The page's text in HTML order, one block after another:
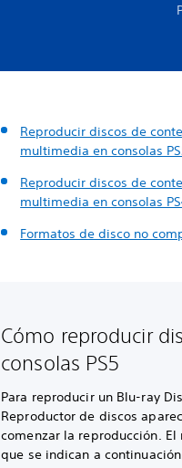
Reproducir discos de
multimedia en consolas
Reproducir discos de
multimedia en consolas
Formatos de disco no
Cómo reproducir
consolas PS5
Para reproducir un Blu-ray
Reproductor de discos
comenzar la reproducción.
que se indican a